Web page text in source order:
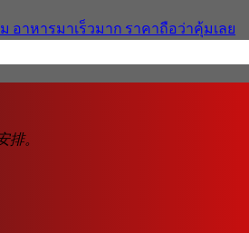
อาหารมาเร็วมาก ราคาถือว่าคุ้มเลย
排。